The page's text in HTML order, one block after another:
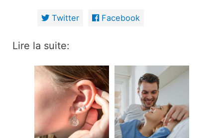
Twitter Facebook
Lire la suite: